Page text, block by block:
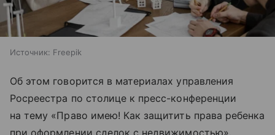
Источник: Freepik
Об этом говорится в материалах управления
Росреестра по столице к пресс-конференции
на тему «Право имею! Как защитить права ребенка